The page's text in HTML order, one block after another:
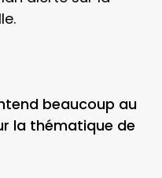
beaucoup au
la thématique de